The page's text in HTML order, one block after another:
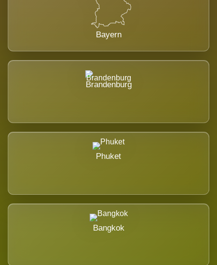
Bayern
Brandenburg
Phuket
Bangkok